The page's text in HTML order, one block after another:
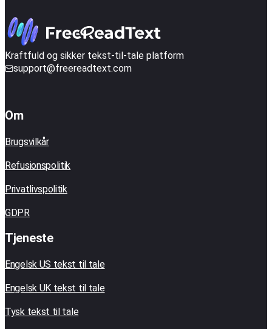
Kraftfuld og sikker tekst-til-tale platform
support@freereadtext.com
Om
Brugsvilkår
Refusionspolitik
Privatlivspolitik
GDPR
Tjeneste
Engelsk US tekst til tale
Engelsk UK tekst til tale
Tysk tekst til tale